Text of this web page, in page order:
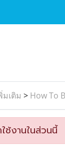
มเติม > How To
ช้งานในส่วนนี้